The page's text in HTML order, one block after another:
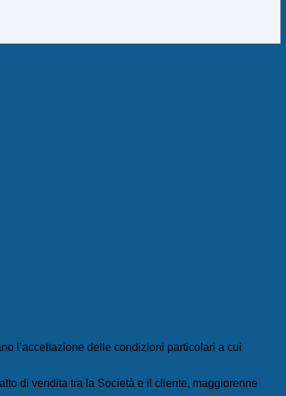
l’accettazione delle condizioni particolari a cui
di vendita tra la Società e il cliente, maggiorenne